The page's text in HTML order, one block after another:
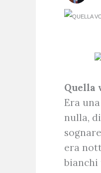
Quella
Era
nulla,
era
bianchi